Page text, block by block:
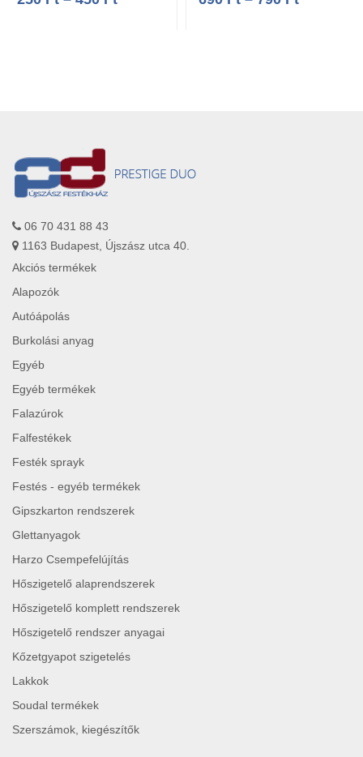
06 70 431 88 43
1163 Budapest, Újszász utca 40.
Akciós termékek
Alapozók
Autóápolás
Burkolási anyag
Egyéb
Egyéb termékek
Falazúrok
Falfestékek
Festék sprayk
Festés - egyéb termékek
Gipszkarton rendszerek
Glettanyagok
Harzo Csempefelújítás
Hőszigetelő alaprendszerek
Hőszigetelő komplett rendszerek
Hőszigetelő rendszer anyagai
Kőzetgyapot szigetelés
Lakkok
Soudal termékek
Szerszámok, kiegészítők